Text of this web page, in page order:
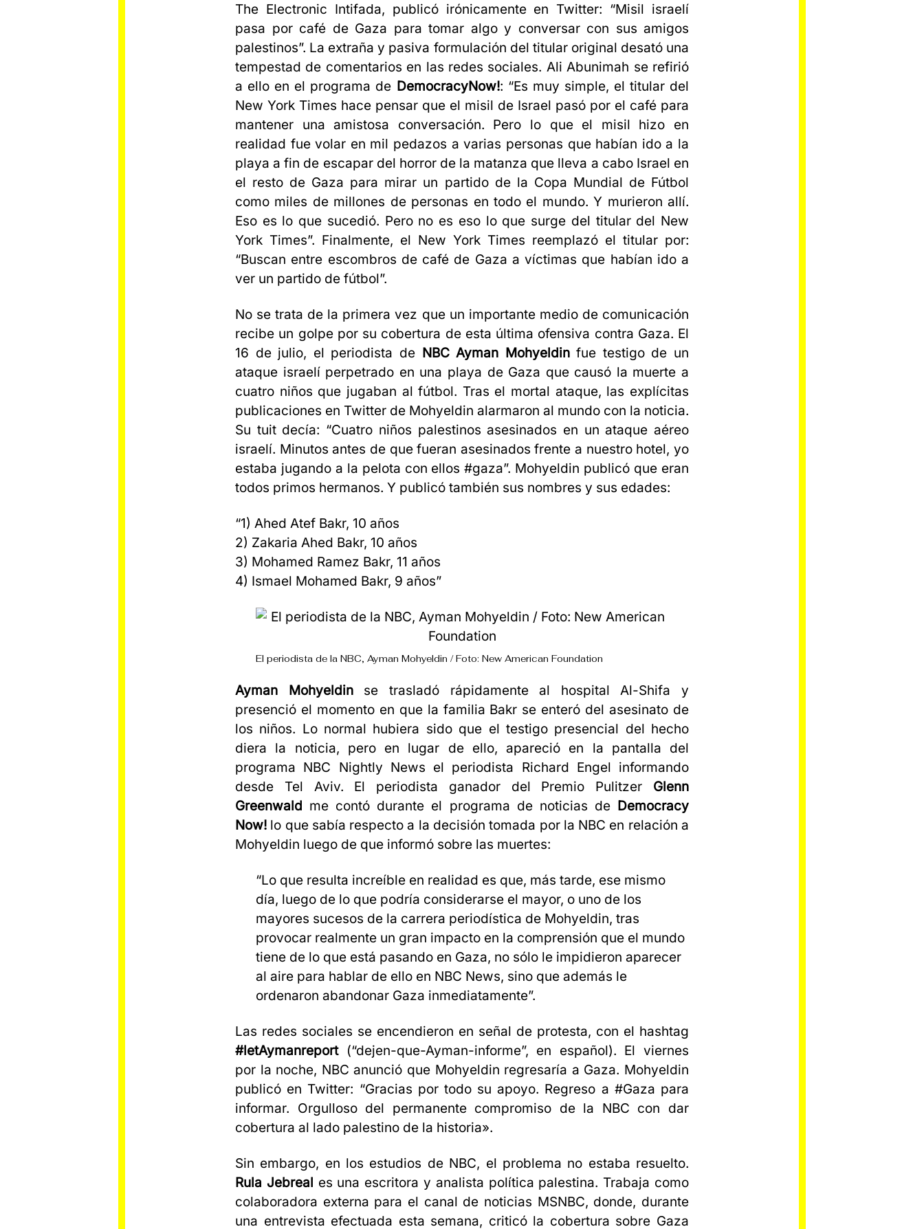
The Electronic Intifada, publicó irónicamente en Twitter: “Misil israelí
pasa por café de Gaza para tomar algo y conversar con sus amigos
palestinos”. La extraña y pasiva formulación del titular original desató una
tempestad de comentarios en las redes sociales. Ali Abunimah se refirió
a ello en el programa de DemocracyNow!: “Es muy simple, el titular del
New York Times hace pensar que el misil de Israel pasó por el café para
mantener una amistosa conversación. Pero lo que el misil hizo en
realidad fue volar en mil pedazos a varias personas que habían ido a la
playa a fin de escapar del horror de la matanza que lleva a cabo Israel en
el resto de Gaza para mirar un partido de la Copa Mundial de Fútbol
como miles de millones de personas en todo el mundo. Y murieron allí.
Eso es lo que sucedió. Pero no es eso lo que surge del titular del New
York Times”. Finalmente, el New York Times reemplazó el titular por:
“Buscan entre escombros de café de Gaza a víctimas que habían ido a
ver un partido de fútbol”.
No se trata de la primera vez que un importante medio de comunicación
recibe un golpe por su cobertura de esta última ofensiva contra Gaza. El
16 de julio, el periodista de NBC Ayman Mohyeldinfue testigo de un
ataque israelí perpetrado en una playa de Gaza que causó la muerte a
cuatro niños que jugaban al fútbol. Tras el mortal ataque, las explícitas
publicaciones en Twitter de Mohyeldin alarmaron al mundo con la noticia.
Su tuit decía: “Cuatro niños palestinos asesinados en un ataque aéreo
israelí. Minutos antes de que fueran asesinados frente a nuestro hotel, yo
estaba jugando a la pelota con ellos #gaza”. Mohyeldin publicó que eran
todos primos hermanos. Y publicó también sus nombres y sus edades:
“1) Ahed Atef Bakr, 10 años
2) Zakaria Ahed Bakr, 10 años
3) Mohamed Ramez Bakr, 11 años
4) Ismael Mohamed Bakr, 9 años”
El periodista de la NBC, Ayman Mohyeldin / Foto: New American Foundation
Ayman Mohyeldinse trasladó rápidamente al hospital Al-Shifa y
presenció el momento en que la familia Bakr se enteró del asesinato de
los niños. Lo normal hubiera sido que el testigo presencial del hecho
diera la noticia, pero en lugar de ello, apareció en la pantalla del
programa NBC Nightly News el periodista Richard Engel informando
desde Tel Aviv. El periodista ganador del Premio Pulitzer Glenn
Greenwald me contó durante el programa de noticias de Democracy
Now! lo que sabía respecto a la decisión tomada por la NBC en relación a
Mohyeldin luego de que informó sobre las muertes:
“Lo que resulta increíble en realidad es que, más tarde, ese mismo
día, luego de lo que podría considerarse el mayor, o uno de los
mayores sucesos de la carrera periodística de Mohyeldin, tras
provocar realmente un gran impacto en la comprensión que el mundo
tiene de lo que está pasando en Gaza, no sólo le impidieron aparecer
al aire para hablar de ello en NBC News, sino que además le
ordenaron abandonar Gaza inmediatamente”.
Las redes sociales se encendieron en señal de protesta, con el hashtag
#letAymanreport(“dejen-que-Ayman-informe”, en español). El viernes
por la noche, NBC anunció que Mohyeldin regresaría a Gaza. Mohyeldin
publicó en Twitter: “Gracias por todo su apoyo. Regreso a #Gaza para
informar. Orgulloso del permanente compromiso de la NBC con dar
cobertura al lado palestino de la historia».
Sin embargo, en los estudios de NBC, el problema no estaba resuelto.
Rula Jebreal es una escritora y analista política palestina. Trabaja como
colaboradora externa para el canal de noticias MSNBC, donde, durante
una entrevista efectuada esta semana, criticó la cobertura sobre Gaza